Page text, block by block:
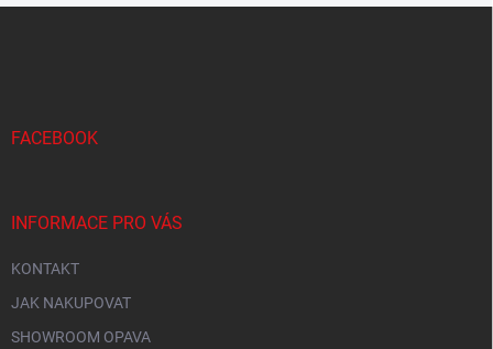
FACEBOOK
INFORMACE PRO VÁS
KONTAKT
JAK NAKUPOVAT
SHOWROOM OPAVA